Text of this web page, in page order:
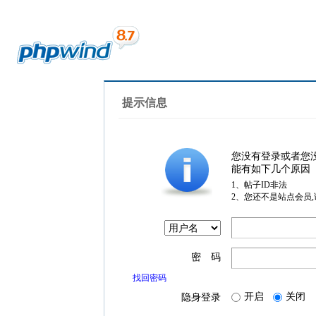
提示信息
您没有登录或者您
能有如下几个原因
1、帖子ID非法
2、您还不是站点会员
密 码
找回密码
隐身登录 开启 关闭